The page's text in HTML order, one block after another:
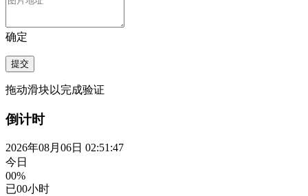
确定
提交
拖动滑块以完成验证
倒计时
2026年08月06日 02:51:48
今日
00%
已00小时